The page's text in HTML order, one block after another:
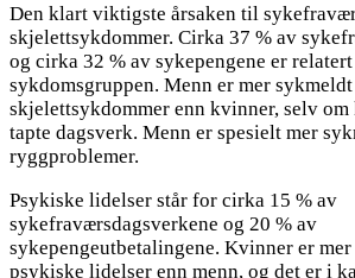
Den klart viktigste årsaken til
skjelettsykdommer. Cirka 37 % av
og cirka 32 % av sykepengene er
sykdomsgruppen. Menn er mer
skjelettsykdommer enn kvinner, selv
tapte dagsverk. Menn er spesielt mer
ryggproblemer.
Psykiske lidelser står for cirka 15 % av
sykefraværsdagsverkene og 20 % av
sykepengeutbetalingene. Kvinner er
psykiske lidelser enn menn, og det er i